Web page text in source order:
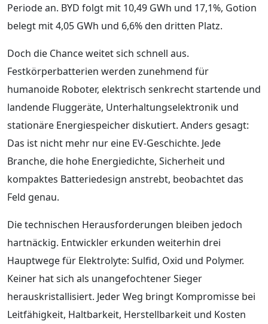
Periode an. BYD folgt mit 10,49 GWh und 17,1%, Gotion
belegt mit 4,05 GWh und 6,6% den dritten Platz.
Doch die Chance weitet sich schnell aus.
Festkörperbatterien werden zunehmend für
humanoide Roboter, elektrisch senkrecht startende und
landende Fluggeräte, Unterhaltungselektronik und
stationäre Energiespeicher diskutiert. Anders gesagt:
Das ist nicht mehr nur eine EV-Geschichte. Jede
Branche, die hohe Energiedichte, Sicherheit und
kompaktes Batteriedesign anstrebt, beobachtet das
Feld genau.
Die technischen Herausforderungen bleiben jedoch
hartnäckig. Entwickler erkunden weiterhin drei
Hauptwege für Elektrolyte: Sulfid, Oxid und Polymer.
Keiner hat sich als unangefochtener Sieger
herauskristallisiert. Jeder Weg bringt Kompromisse bei
Leitfähigkeit, Haltbarkeit, Herstellbarkeit und Kosten